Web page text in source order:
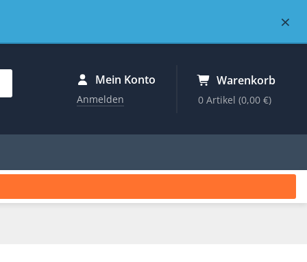
×
Mein Konto
Anmelden
Warenkorb
0 Artikel(0,00 €)